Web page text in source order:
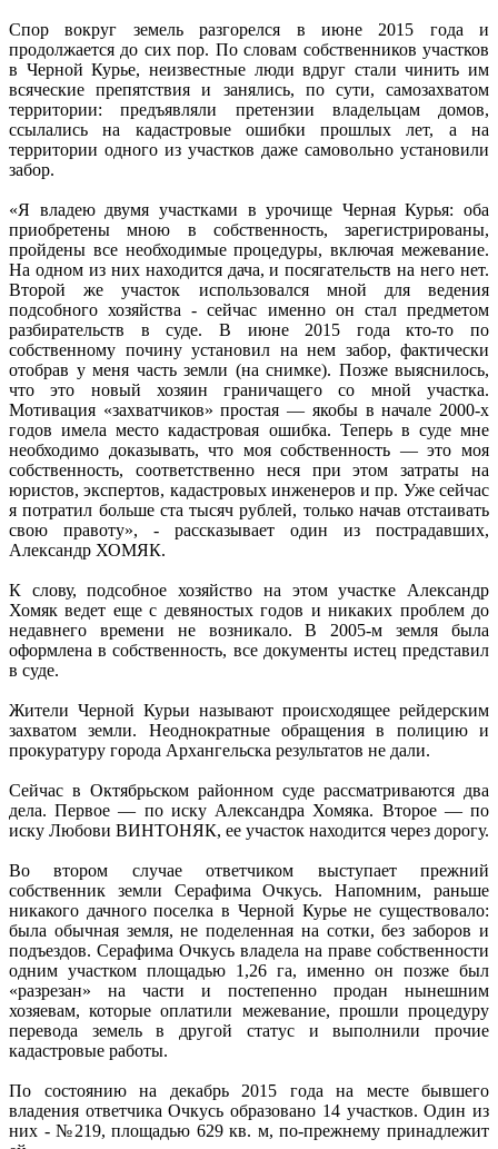
Спор вокруг земель разгорелся в июне 2015 года и
продолжается до сих пор. По словам собственников участков
в Черной Курье, неизвестные люди вдруг стали чинить им
всяческие препятствия и занялись, по сути, самозахватом
территории: предъявляли претензии владельцам домов,
ссылались на кадастровые ошибки прошлых лет, а на
территории одного из участков даже самовольно установили
забор.
«Я владею двумя участками в урочище Черная Курья: оба
приобретены мною в собственность, зарегистрированы,
пройдены все необходимые процедуры, включая межевание.
На одном из них находится дача, и посягательств на него нет.
Второй же участок использовался мной для ведения
подсобного хозяйства - сейчас именно он стал предметом
разбирательств в суде. В июне 2015 года кто-то по
собственному почину установил на нем забор, фактически
отобрав у меня часть земли (на снимке). Позже выяснилось,
что это новый хозяин граничащего со мной участка.
Мотивация «захватчиков» простая — якобы в начале 2000-х
годов имела место кадастровая ошибка. Теперь в суде мне
необходимо доказывать, что моя собственность — это моя
собственность, соответственно неся при этом затраты на
юристов, экспертов, кадастровых инженеров и пр. Уже сейчас
я потратил больше ста тысяч рублей, только начав отстаивать
свою правоту», - рассказывает один из пострадавших,
Александр ХОМЯК.
К слову, подсобное хозяйство на этом участке Александр
Хомяк ведет еще с девяностых годов и никаких проблем до
недавнего времени не возникало. В 2005-м земля была
оформлена в собственность, все документы истец представил
в суде.
Жители Черной Курьи называют происходящее рейдерским
захватом земли. Неоднократные обращения в полицию и
прокуратуру города Архангельска результатов не дали.
Сейчас в Октябрьском районном суде рассматриваются два
дела. Первое — по иску Александра Хомяка. Второе — по
иску Любови ВИНТОНЯК, ее участок находится через дорогу.
Во втором случае ответчиком выступает прежний
собственник земли Серафима Очкусь. Напомним, раньше
никакого дачного поселка в Черной Курье не существовало:
была обычная земля, не поделенная на сотки, без заборов и
подъездов. Серафима Очкусь владела на праве собственности
одним участком площадью 1,26 га, именно он позже был
«разрезан» на части и постепенно продан нынешним
хозяевам, которые оплатили межевание, прошли процедуру
перевода земель в другой статус и выполнили прочие
кадастровые работы.
По состоянию на декабрь 2015 года на месте бывшего
владения ответчика Очкусь образовано 14 участков. Один из
них - №219, площадью 629 кв. м, по-прежнему принадлежит